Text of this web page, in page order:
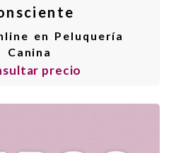
en Peluquería
Canina
precio